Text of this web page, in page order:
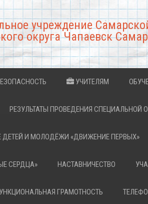
учреждение
округа Чапаевск
УЧИТЕЛЯМ
РЕЗУЛЬТАТЫ ПРОВЕДЕНИЯ СПЕЦИАЛЬНОЙ
И МОЛОДЁЖИ «ДВИЖЕНИЕ ПЕРВЫХ»
СЕРДЦА» НАСТАВНИЧЕСТВО
ГРАМОТНОСТЬ